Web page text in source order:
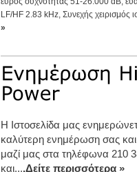
LF/HF 2.83 kHz, Συνεχής χειρισμός
»
Η Ιστοσελίδα μας
καλύτερη ενημέρωση σας
μαζί μας στα τηλέφωνα 210
και....Δείτε περισσότερα »